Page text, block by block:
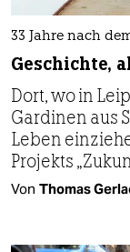
33 Jahre nach
Geschichte,
Dort, wo in
Gardinen aus
Leben
Projekts
Von Thomas